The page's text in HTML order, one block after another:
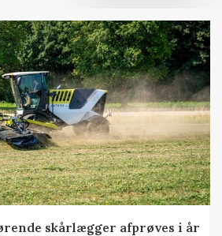
skårlægger afprøves i år